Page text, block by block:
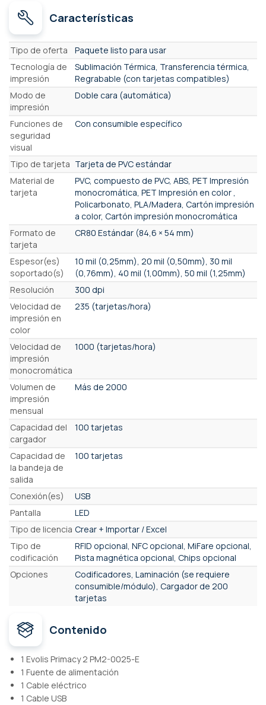
Características
Características
Tipo de oferta
Paquete listo para usar
Tecnología de
impresión
Sublimación Térmica, Transferencia térmica,
Regrabable (con tarjetas compatibles)
Modo de
impresión
Doble cara (automática)
Funciones de
seguridad
visual
Con consumible específico
Tipo de tarjeta Tarjeta de PVC estándar
Material de
tarjeta
PVC, compuesto de PVC, ABS, PET Impresión
monocromática, PET Impresión en color ,
Policarbonato, PLA/Madera, Cartón impresión
a color, Cartón impresión monocromática
Formato de
tarjeta
CR80 Estándar (84,6 × 54 mm)
Espesor(es)
soportado(s)
10 mil (0,25mm), 20 mil (0,50mm), 30 mil
(0,76mm), 40 mil (1,00mm), 50 mil (1,25mm)
Resolución
300 dpi
Velocidad de
impresión en
color
235 (tarjetas/hora)
Velocidad de
impresión
monocromática
1000 (tarjetas/hora)
Volumen de
impresión
mensual
Más de 2000
Capacidad del
cargador
100 tarjetas
Capacidad de
la bandeja de
salida
100 tarjetas
Conexión(es)
USB
Pantalla
LED
Tipo de licencia Crear + Importar / Excel
Tipo de
codificación
RFID opcional, NFC opcional, MiFare opcional,
Pista magnética opcional, Chips opcional
Opciones
Codificadores, Laminación (se requiere
consumible/módulo), Cargador de 200
tarjetas
Contenido
1 Evolis Primacy 2 PM2-0025-E
1 Fuente de alimentación
1 Cable eléctrico
1 Cable USB